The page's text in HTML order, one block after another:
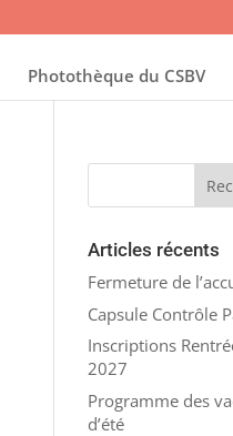
Photothèque du CSBV
Articles récents
Fermeture de
Capsule Contrôle
Inscriptions
2027
Programme des
d’été